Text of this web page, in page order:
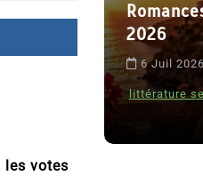
les votes
2026
6 Juil 2026
littérature